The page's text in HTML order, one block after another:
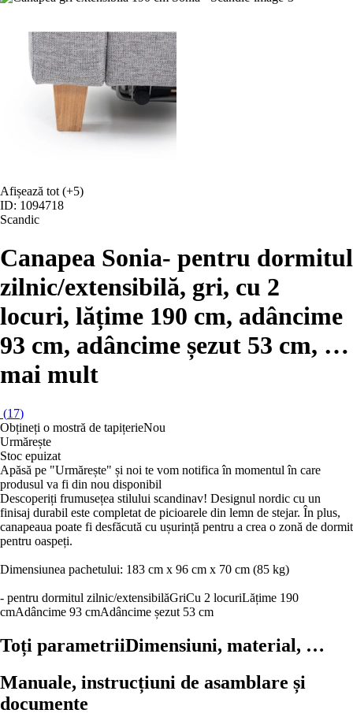
Afișează tot (+5)
ID: 1094718
Scandic
Canapea Sonia- pentru dormitul
zilnic/extensibilă, gri, cu 2
locuri, lățime 190 cm, adâncime
93 cm, adâncime șezut 53 cm, …
mai mult
(17)
Obțineți o mostră de tapițerieNou
Urmărește
Stoc epuizat
Apăsă pe "Urmărește" și noi te vom notifica în momentul în care
produsul va fi din nou disponibil
Descoperiți frumusețea stilului scandinav! Designul nordic cu un
finisaj durabil este completat de picioarele din lemn de stejar. În plus,
canapeaua poate fi desfăcută cu ușurință pentru a crea o zonă de dormit
pentru oaspeți.
Dimensiunea pachetului: 183 cm x 96 cm x 70 cm (85 kg)
- pentru dormitul zilnic/extensibilăGriCu 2 locuriLățime 190
cmAdâncime 93 cmAdâncime șezut 53 cm
Toți parametriiDimensiuni, material, …
Manuale, instrucțiuni de asamblare și
documente